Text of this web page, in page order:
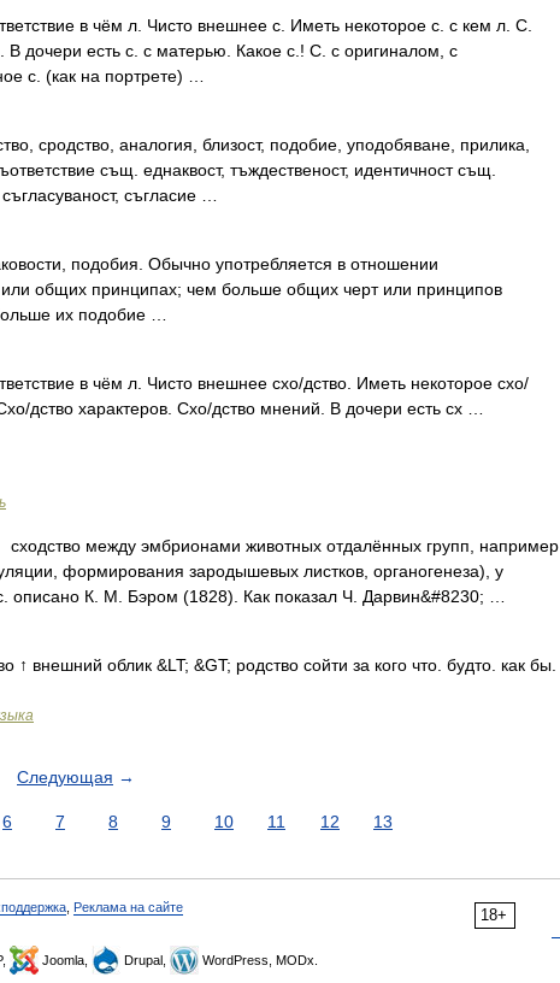
в чём л. Чисто внешнее с. Иметь некоторое с. с кем л. С.
В дочери есть с. с матерью. Какое с.! С. с оригиналом, с
с. (как на портрете) …
сродство, аналогия, близост, подобие, уподобяване, прилика,
същ. еднаквост, тъждественост, идентичност същ.
съгласие …
подобия. Обычно употребляется в отношении
общих принципах; чем больше общих черт или принципов
их подобие …
в чём л. Чисто внешнее схо/дство. Иметь некоторое схо/
дство характеров. Схо/дство мнений. В дочери есть сх …
между эмбрионами животных отдалённых групп, например
формирования зародышевых листков, органогенеза), у
описано К. М. Бэром (1828). Как показал Ч. Дарвин&#8230; …
↑ внешний облик &LT; &GT; родство сойти за кого что. будто. как бы.
Следующая →
6 7 8 9 10 11 12 13
18+
Реклама на сайте
Joomla, Drupal, WordPress, MODx.